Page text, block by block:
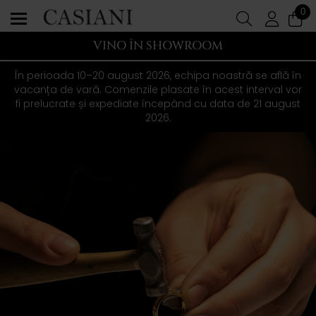
0
VINO ÎN SHOWROOM
În perioada 10–20 august 2026, echipa noastră se află în
vacanța de vară. Comenzile plasate în acest interval vor
fi prelucrate și expediate începând cu data de 21 august
2026.